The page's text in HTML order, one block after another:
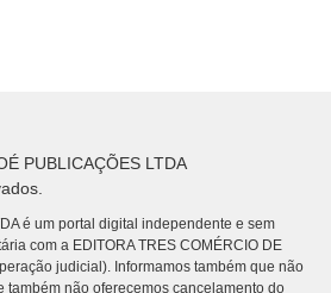
PUBLICAÇÕES LTDA
é um portal digital independente e sem
com a EDITORA TRES COMÉRCIO DE
judicial). Informamos também que não
também não oferecemos cancelamento do